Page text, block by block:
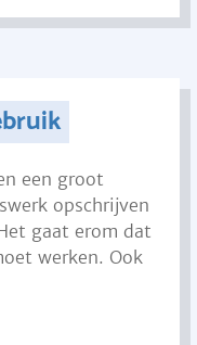
een groot
opschrijven
gaat erom dat
werken. Ook